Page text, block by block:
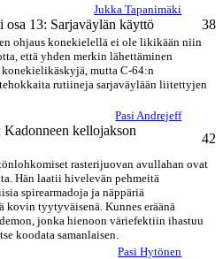
Jukka Tapanimäki
13: Sarjaväylän käyttö 38
ohjaus konekielellä ei ole likikään niin
että yhden merkin lähettäminen
mutta C-64:n
rutiineja sarjaväylään liitettyjen
Pasi Andrejeff
kellojakson
42
rasterijuovan avullahan ovat
Hän laatii hivelevän pehmeitä
spirearmadoja ja näppäriä
kovin tyytyväisenä. Kunnes eräänä
jonka hienoon väriefektiin ihastuu
koodata samanlaisen.
Pasi Hytönen